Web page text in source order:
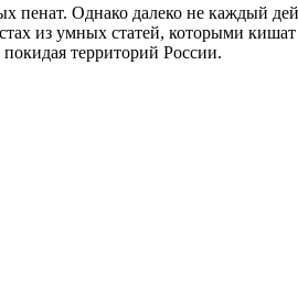
Однако далеко не каждый
из умных статей, которыми
территорий России.